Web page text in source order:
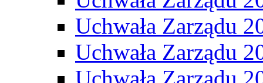
Uchwała Zarządu
Uchwała Zarządu
Uchwała Zarządu